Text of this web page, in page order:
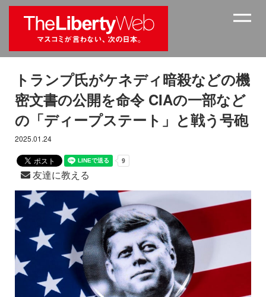
トランプ氏がケネディ暗殺などの機
密文書の公開を命令 CIAの一部など
の「ディープステート」と戦う号砲
2025.01.24
友達に教える